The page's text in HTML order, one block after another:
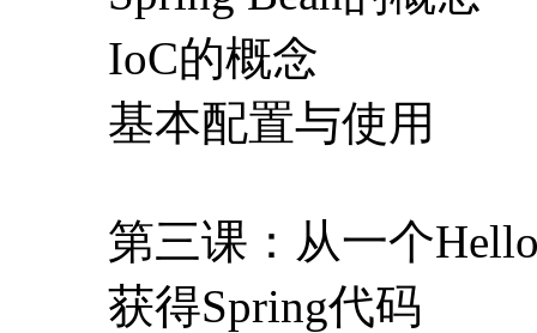
IoC的概念
基本配置与使用
第三课：从一个
获得Spring代码